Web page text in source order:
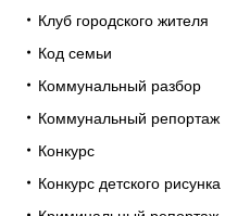
Клуб городского жителя
Код семьи
Коммунальный разбор
Коммунальный репортаж
Конкурс
Конкурс детского рисунка